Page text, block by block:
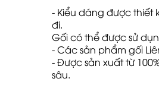
- Kiểu dáng được thiết
đi.
Gối có thể được sử
- Các sản phẩm gối
- Được sản xuất từ
sâu.